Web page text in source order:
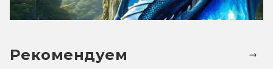
Рекомендуем